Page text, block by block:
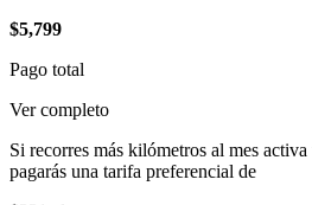
$5,799
Pago total
Ver completo
Si recorres más kilómetros al mes
pagarás una tarifa preferencial de